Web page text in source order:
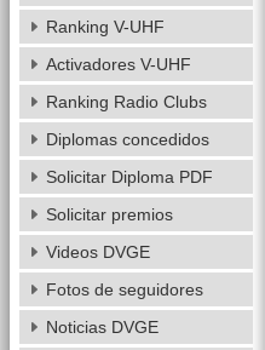
Ranking V-UHF
Activadores V-UHF
Ranking Radio Clubs
Diplomas concedidos
Solicitar Diploma PDF
Solicitar premios
Videos DVGE
Fotos de seguidores
Noticias DVGE